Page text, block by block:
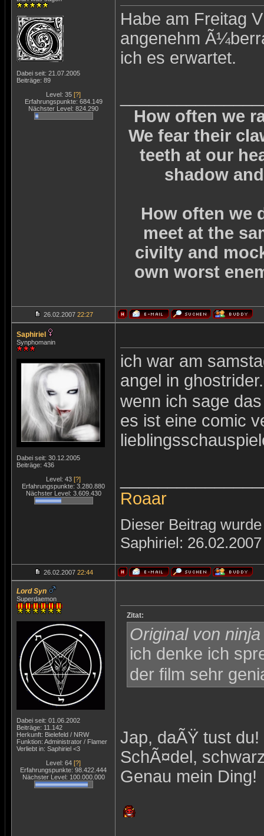
Dabei seit: 21.07.2005
Beiträge: 89
Level: 35 [?]
Erfahrungspunkte: 684.149
Nächster Level: 824.290
Habe am Freitag
angenehm
ich es erwartet.
How often we
We fear their
teeth at our
shadow
How often we
meet at the
civilty and
own worst
26.02.2007 22:27
Saphiriel
Synphomanin
Dabei seit: 30.12.2005
Beiträge: 436
Level: 43 [?]
Erfahrungspunkte: 3.280.880
Nächster Level: 3.609.430
ich war am
angel in
wenn ich sage
es ist eine comic
Roaar
Dieser Beitrag
Saphiriel:
26.02.2007 22:44
Lord Syn
Superdaemon
Dabei seit: 01.06.2002
Beiträge: 11.142
Herkunft: Bielefeld / NRW
Funktion: Administrator / Flamer
Verliebt in: Saphiriel <3
Level: 64 [?]
Erfahrungspunkte: 98.422.444
Nächster Level: 100.000.000
Zitat:
Original von ninja
ich denke ich
der film sehr
Jap, daÃŸ tust
SchÃ¤del,
Genau mein Ding!